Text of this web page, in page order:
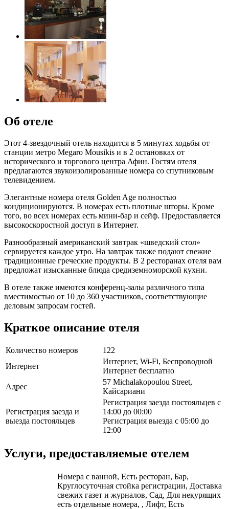
Об отеле
Этот 4-звездочный отель находится в 5 минутах ходьбы от
станции метро Megaro Mousikis и в 2 остановках от
исторического и торгового центра Афин. Гостям отеля
предлагаются звукоизолированные номера со спутниковым
телевидением.
Элегантные номера отеля Golden Age полностью
кондиционируются. В номерах есть плотные шторы. Кроме
того, во всех номерах есть мини-бар и сейф. Предоставляется
высокоскоростной доступ в Интернет.
Разнообразный американский завтрак «шведский стол»
сервируется каждое утро. На завтрак также подают свежие
традиционные греческие продукты. В 2 ресторанах отеля вам
предложат изысканные блюда средиземноморской кухни.
В отеле также имеются конференц-залы различного типа
вместимостью от 10 до 360 участников, соответствующие
деловым запросам гостей.
Краткое описание отеля
Количество номеров
122
Интернет
Интернет, Wi-Fi, Беспроводной
Интернет бесплатно
Адрес
57 Michalakopoulou Street,
Кайсариани
Регистрация заезда и
выезда постояльцев
Регистрация заезда постояльцев с
14:00 до 00:00
Регистрация выезда с 05:00 до
12:00
Услуги, предоставляемые отелем
Номера с ванной, Есть ресторан, Бар,
Круглосуточная стойка регистрации, Доставка
свежих газет и журналов, Сад, Для некурящих
есть отдельные номера, , Лифт, Есть